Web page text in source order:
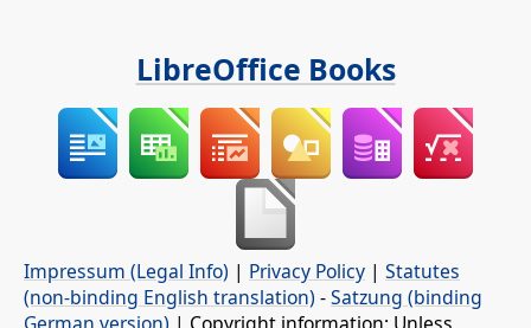
LibreOffice Books
Impressum (Legal Info) | Privacy Policy | Statutes
(non-binding English translation) -Satzung (binding